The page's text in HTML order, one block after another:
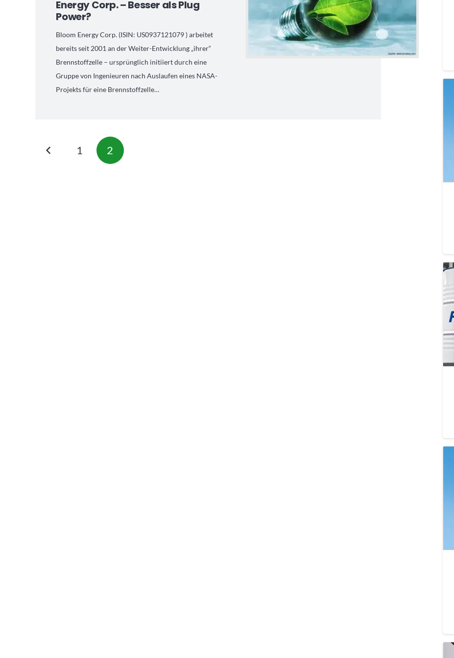
Energy Corp. – Besser als Plug
Power?
Bloom Energy Corp. (ISIN: US0937121079 ) arbeitet
bereits seit 2001 an der Weiter-Entwicklung „ihrer“
Brennstoffzelle – ursprünglich initiiert durch eine
Gruppe von Ingenieuren nach Auslaufen eines NASA-
Projekts für eine Brennstoffzelle…
1 2